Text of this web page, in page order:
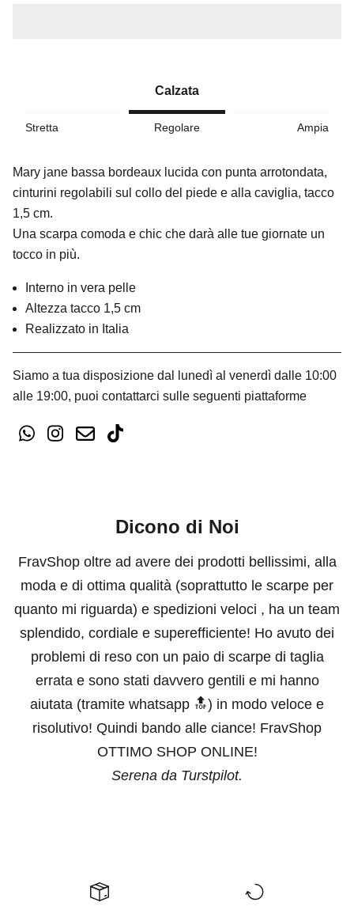
Calzata
Stretta Regolare Ampia
Mary jane bassa bordeaux lucida con punta arrotondata,
cinturini regolabili sul collo del piede e alla caviglia, tacco
1,5 cm.
Una scarpa comoda e chic che darà alle tue giornate un
tocco in più.
Interno in vera pelle
Altezza tacco 1,5 cm
Realizzato in Italia
Siamo a tua disposizione dal lunedì al venerdì dalle 10:00
alle 19:00, puoi contattarci sulle seguenti piattaforme
Dicono di Noi
FravShop oltre ad avere dei prodotti bellissimi, alla
moda e di ottima qualità (soprattutto le scarpe per
quanto mi riguarda) e spedizioni veloci , ha un team
splendido, cordiale e superefficiente! Ho avuto dei
problemi di reso con un paio di scarpe di taglia
errata e sono stati davvero gentili e mi hanno
aiutata (tramite whatsapp 🔝) in modo veloce e
risolutivo! Quindi bando alle ciance! FravShop
OTTIMO SHOP ONLINE!
Serena da Turstpilot.